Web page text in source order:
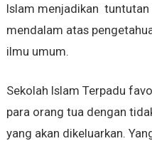
Islam menjadikan
mendalam atas
ilmu umum.
Sekolah Islam Terpadu
para orang tua dengan
yang akan dikeluarkan.